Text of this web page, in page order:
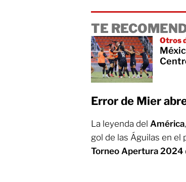
TE
Otros
Error de Mier
La leyenda del América
gol de las Águilas en el
Torneo Apertura 2024